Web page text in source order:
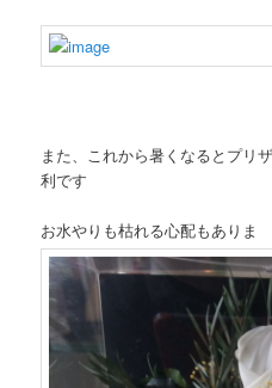
また、これから暑くなるとプリ
利です
お水やりも枯れる心配もありま